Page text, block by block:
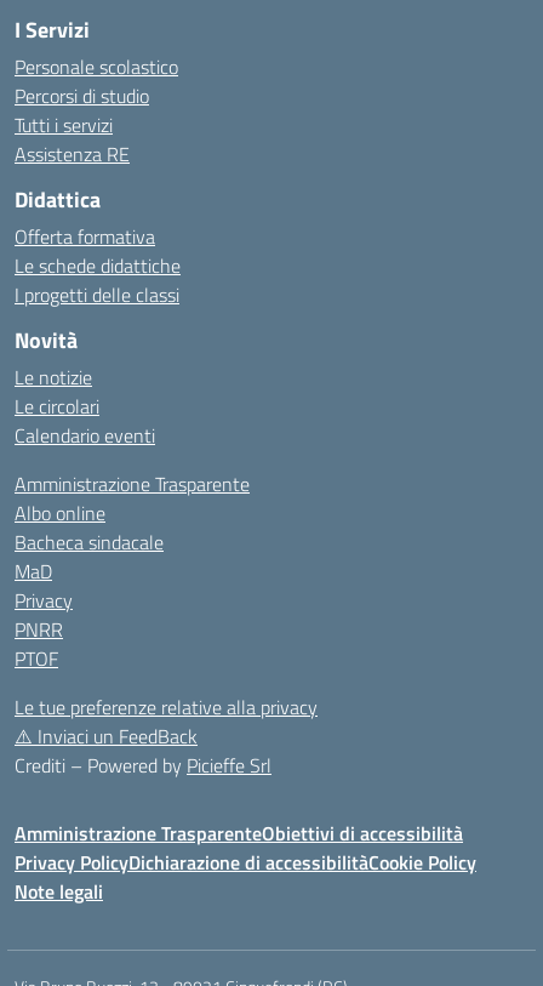
I Servizi
Personale scolastico
Percorsi di studio
Tutti i servizi
Assistenza RE
Didattica
Offerta formativa
Le schede didattiche
I progetti delle classi
Novità
Le notizie
Le circolari
Calendario eventi
Amministrazione Trasparente
Albo online
Bacheca sindacale
MaD
Privacy
PNRR
PTOF
Le tue preferenze relative alla privacy
⚠️ Inviaci un FeedBack
Crediti – Powered by Picieffe Srl
Amministrazione TrasparenteObiettivi di accessibilità
Privacy PolicyDichiarazione di accessibilitàCookie Policy
Note legali